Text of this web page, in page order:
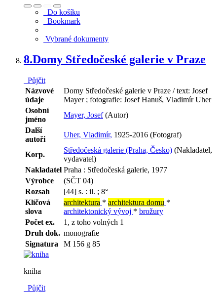
Do košíku
Bookmark
Vybrané dokumenty
8.Domy Středočeské galerie v Praze
Půjčit
Názvové
údaje
Domy Středočeské galerie v Praze / text: Josef
Mayer ; fotografie: Josef Hanuš, Vladimír Uher
Osobní
jméno
Mayer, Josef(Autor)
Další
autoři
Uher, Vladimír, 1925-2016 (Fotograf)
Korp.
Středočeská galerie (Praha, Česko) (Nakladatel,
vydavatel)
Nakladatel Praha : Středočeská galerie, 1977
Výrobce
(SČT 04)
Rozsah
[44] s. : il. ; 8°
Klíčová
slova
architektura * architektura domu *
architektonický vývoj * brožury
Počet ex.
1, z toho volných 1
Druh dok. monografie
Signatura
M 156 g 85
kniha
Půjčit